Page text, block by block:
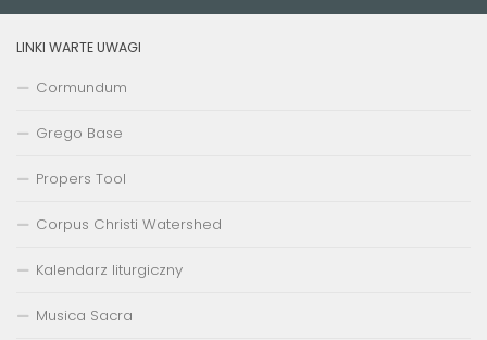
LINKI WARTE UWAGI
Cormundum
Grego Base
Propers Tool
Corpus Christi Watershed
Kalendarz liturgiczny
Musica Sacra